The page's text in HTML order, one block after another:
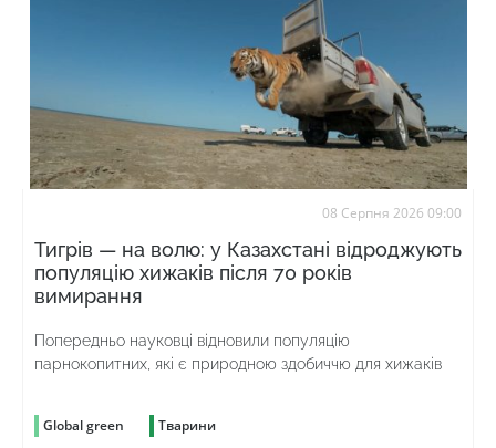
08 Серпня 2026 09:00
Тигрів — на волю: у Казахстані відроджують
популяцію хижаків після 70 років
вимирання
Попередньо науковці відновили популяцію
парнокопитних, які є природною здобиччю для хижаків
Global green Тварини